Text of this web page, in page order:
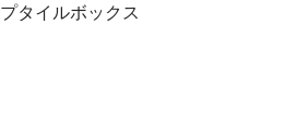
タイルボックス